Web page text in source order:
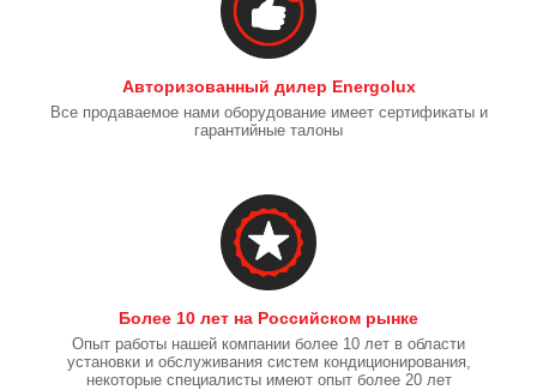
Авторизованный дилер Energolux
Все продаваемое нами оборудование имеет сертификаты и
гарантийные талоны
Более 10 лет на Российском рынке
Опыт работы нашей компании более 10 лет в области
установки и обслуживания систем кондиционирования,
некоторые специалисты имеют опыт более 20 лет